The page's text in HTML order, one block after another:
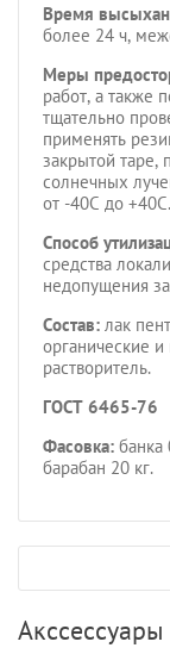
Время
более 24 ч,
Меры
работ, а также
тщательно
применять
закрытой таре,
солнечных
от -40С до +40С.
Способ
средства
недопущения
Состав: лак
органические
растворитель.
ГОСТ 6465-76
Фасовка: банка
барабан 20 кг.
Акссессуары